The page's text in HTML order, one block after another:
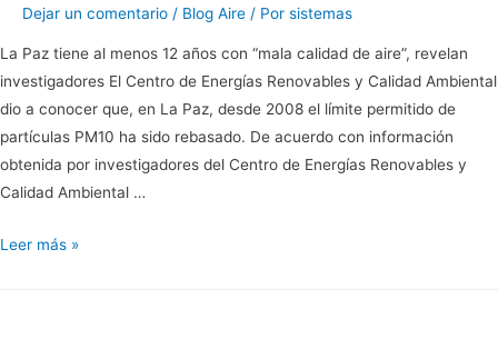
Dejar un comentario / Blog Aire / Por sistemas
La Paz tiene al menos 12 años con “mala calidad de aire”, revelan
investigadores El Centro de Energías Renovables y Calidad Ambiental
dio a conocer que, en La Paz, desde 2008 el límite permitido de
partículas PM10 ha sido rebasado. De acuerdo con información
obtenida por investigadores del Centro de Energías Renovables y
Calidad Ambiental …
La
Leer más »